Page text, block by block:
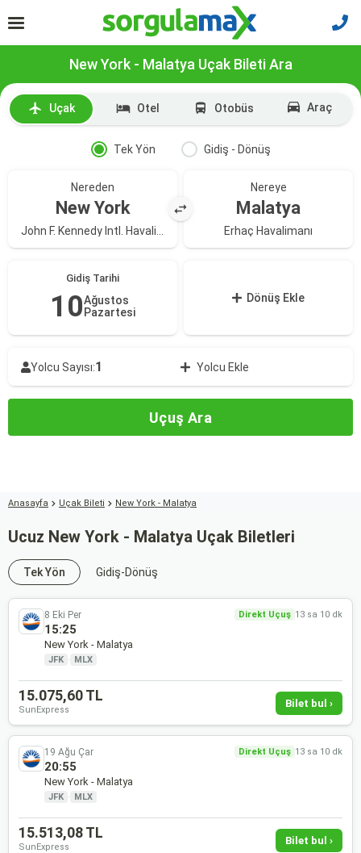
New York - Malatya Uçak Bileti Ara
Uçak Otel Otobüs Araç
Tek Yön Gidiş - Dönüş
Nereden
New York
Nereye
Malatya
Erhaç Havalimanı
Gidiş Tarihi
10Ağustos
Pazartesi
Dönüş Ekle
Yolcu Sayısı:1 Yolcu Ekle
Uçuş Ara
Anasayfa Uçak Bileti New York - Malatya
Ucuz New York - Malatya Uçak Biletleri
Tek Yön Gidiş-Dönüş
8 Eki Per Direkt Uçuş 13 sa 10 dk
15:25
New York - Malatya
JFK · MLX
15.075,60 TL
SunExpress
Bilet bul ›
19 Ağu Çar Direkt Uçuş 13 sa 10 dk
20:55
New York - Malatya
JFK · MLX
15.513,08 TL
SunExpress
Bilet bul ›